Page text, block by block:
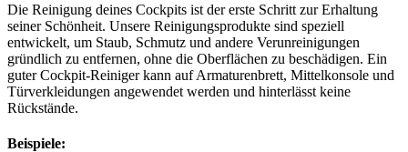
Die Reinigung deines Cockpits ist der erste Schritt zur Erhaltung
seiner Schönheit. Unsere Reinigungsprodukte sind speziell
entwickelt, um Staub, Schmutz und andere Verunreinigungen
gründlich zu entfernen, ohne die Oberflächen zu beschädigen. Ein
guter Cockpit-Reiniger kann auf Armaturenbrett, Mittelkonsole und
Türverkleidungen angewendet werden und hinterlässt keine
Rückstände.
Beispiele: